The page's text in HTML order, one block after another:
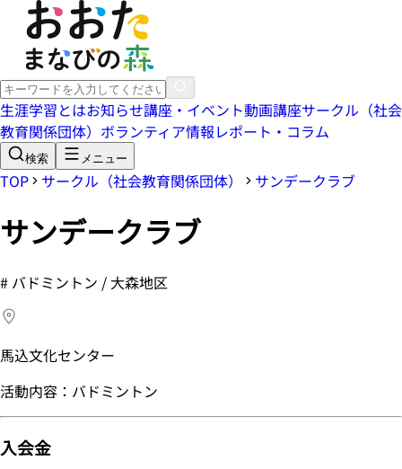
生涯学習とはお知らせ講座・イベント動画講座サークル（社会
教育関係団体） ボランティア情報レポート・コラム
検索 メニュー
TOP サークル（社会教育関係団体） サンデークラブ
サンデークラブ
# バドミントン / 大森地区
馬込文化センター
活動内容：バドミントン
入会金